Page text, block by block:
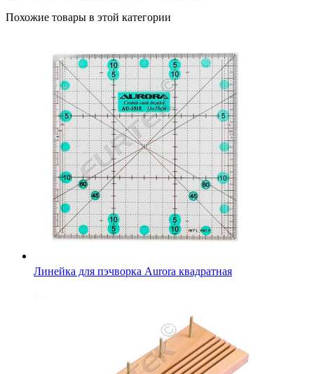
Похожие товары в этой категории
Линейка для пэчворка Aurora квадратная